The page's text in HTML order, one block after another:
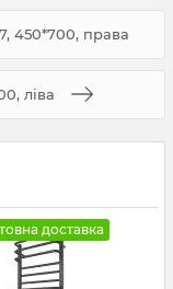
450*700, права
ліва
доставка